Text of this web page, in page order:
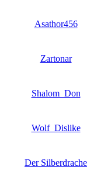
Asathor456
Zartonar
Shalom_Don
Wolf_Dislike
Der Silberdrache